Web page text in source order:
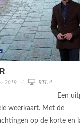
2019 RTL 4
Een
weerkaart. Met de
op de korte en